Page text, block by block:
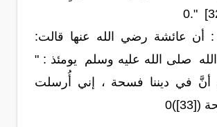
أن عائشة رضي الله عنها قالت:
صلى الله عليه وسلم يومئذ : "
أنَّ في ديننا فسحة ، إني أُرسلت